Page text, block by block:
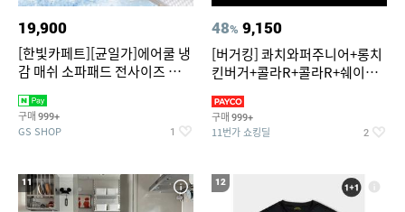
19,900
[한빛카페트][균일가]에어쿨 냉
감 매쉬 소파패드 전사이즈 균일
구매 999+
GS SHOP 1
48% 9,150
[버거킹] 콰치와퍼주니어+롱치
킨버거+콜라R+콜라R+쉐이킹
구매 999+
11번가 쇼킹딜 2
11 12